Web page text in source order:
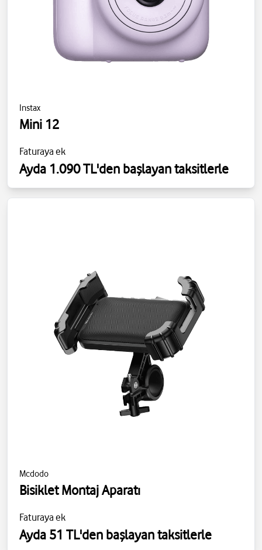
Instax
Mini 12
Faturaya ek
Ayda 1.090 TL'den başlayan taksitlerle
Mcdodo
Bisiklet Montaj Aparatı
Faturaya ek
Ayda 51 TL'den başlayan taksitlerle